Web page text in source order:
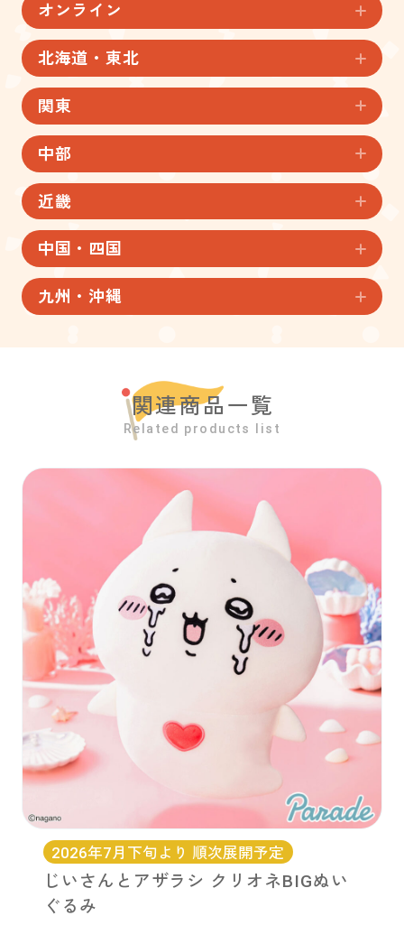
オンライン
北海道・東北
関東
中部
近畿
中国・四国
九州・沖縄
関連商品一覧
Related products list
2026年7月下旬より 順次展開予定
じいさんとアザラシ クリオネBIGぬい
ぐるみ